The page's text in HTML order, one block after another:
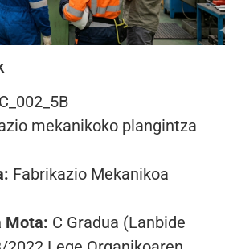
mekanikoko plangintza
Fabrikazio Mekanikoa
Mota: C Gradua (Lanbide